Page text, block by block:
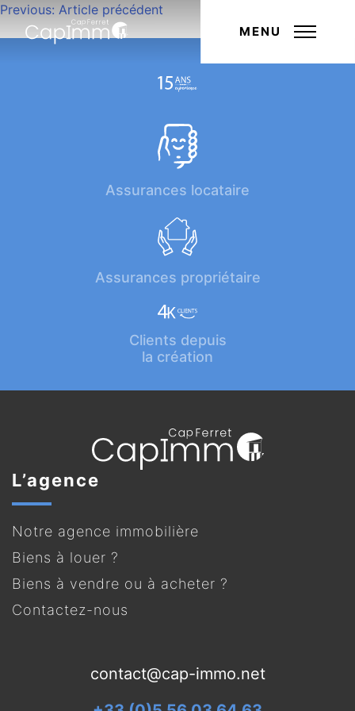
MENU
Navigation
de
Previous: Article précédent
Assurances locataire
Assurances propriétaire
Clients depuis
la création
L’agence
Notre agence immobilière
Biens à louer ?
Biens à vendre ou à acheter ?
Contactez-nous
contact@cap-immo.net